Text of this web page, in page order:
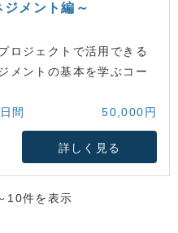
メント編～
ロジェクトで活用できる
メントの基本を学ぶコー
間
50,000円
詳しく見る
件を表示